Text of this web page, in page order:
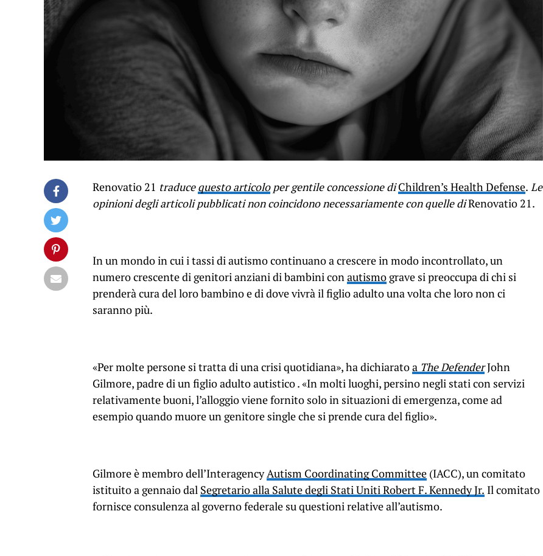
Renovatio 21 traducequesto articoloper gentile concessione di Children’s Health Defense. Le
opinioni degli articoli pubblicati non coincidono necessariamente con quelle diRenovatio 21.
In un mondo in cui i tassi di autismo continuano a crescere in modo incontrollato, un
numero crescente di genitori anziani di bambini conautismo grave si preoccupa di chi si
prenderà cura del loro bambino e di dove vivrà il figlio adulto una volta che loro non ci
saranno più.
«Per molte persone si tratta di una crisi quotidiana», ha dichiaratoa The DefenderJohn
Gilmore, padre di un figlio adulto autistico . «In molti luoghi, persino negli stati con servizi
relativamente buoni, l’alloggio viene fornito solo in situazioni di emergenza, come ad
esempio quando muore un genitore single che si prende cura del figlio».
Gilmore è membro dell’InteragencyAutism Coordinating Committee (IACC), un comitato
istituito a gennaio dal Segretario alla Salute degli Stati Uniti Robert F. Kennedy Jr. Il comitato
fornisce consulenza al governo federale su questioni relative all’autismo.